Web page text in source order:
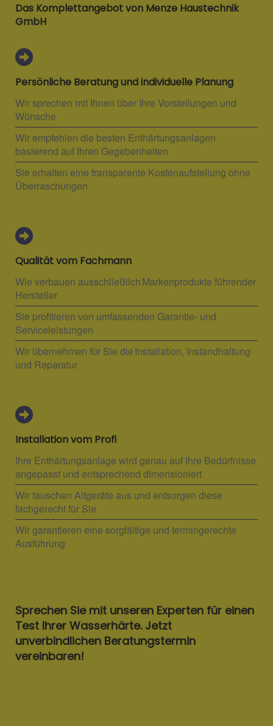
Das Komplettangebot von Menze Haustechnik
GmbH
Persönliche Beratung und individuelle Planung
Wir sprechen mit Ihnen über Ihre Vorstellungen und
Wünsche
Wir empfehlen die besten Enthärtungsanlagen
basierend auf Ihren Gegebenheiten
Sie erhalten eine transparente Kostenaufstellung ohne
Überraschungen
Qualität vom Fachmann
Wie verbauen ausschließlich Markenprodukte führender
Hersteller
Sie profitieren von umfassenden Garantie- und
Serviceleistungen
Wir übernehmen für Sie die Installation, Instandhaltung
und Reparatur
Installation vom Profi
Ihre Enthärtungsanlage wird genau auf Ihre Bedürfnisse
angepasst und entsprechend dimensioniert
Wir tauschen Altgeräte aus und entsorgen diese
fachgerecht für Sie
Wir garantieren eine sorgfältige und termingerechte
Ausführung
Sprechen Sie mit unseren Experten für einen
Test Ihrer Wasserhärte. Jetzt
unverbindlichen Beratungstermin
vereinbaren!